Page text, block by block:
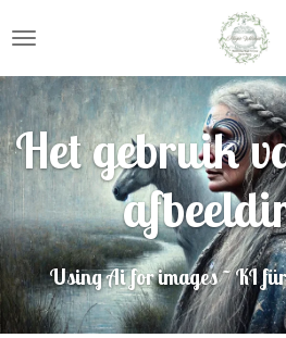
direct
naar
de
hoofdinhoud
Het gebruik
Using Ai for images ~ KI